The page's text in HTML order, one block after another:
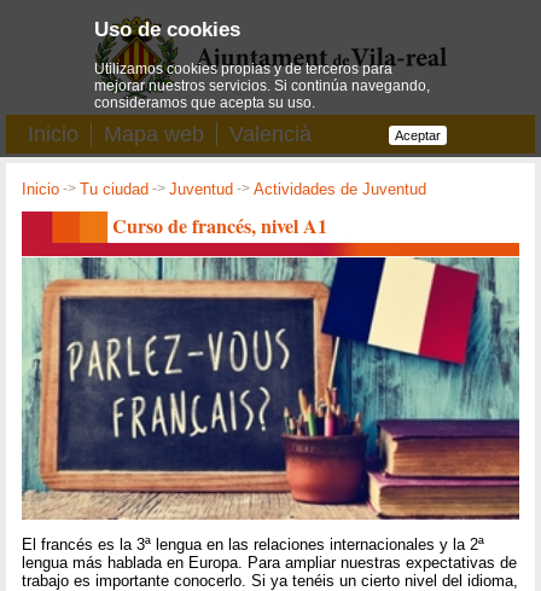
Inicio Mapa web Valencià
Inicio ->Tu ciudad ->Juventud ->Actividades de Juventud
Curso de francés, nivel A1
El francés es la 3ª lengua en las relaciones internacionales y la 2ª
lengua más hablada en Europa. Para ampliar nuestras expectativas de
trabajo es importante conocerlo. Si ya tenéis un cierto nivel del idioma,
Uso de cookies
Utilizamos cookies propias y de terceros para
mejorar nuestros servicios. Si continúa navegando,
consideramos que acepta su uso.
Aceptar